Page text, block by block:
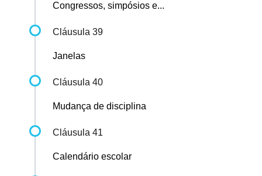
Congressos, simpósios e...
Cláusula 39
Janelas
Cláusula 40
Mudança de disciplina
Cláusula 41
Calendário escolar